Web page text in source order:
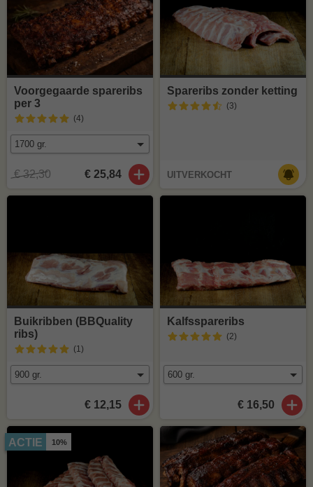
Voorgegaarde spareribs
per 3
(4)
€ 32,30 € 25,84
Spareribs zonder ketting
(3)
UITVERKOCHT
Buikribben (BBQuality
ribs)
(1)
€ 12,15
Kalfsspareribs
(2)
€ 16,50
ACTIE 10%